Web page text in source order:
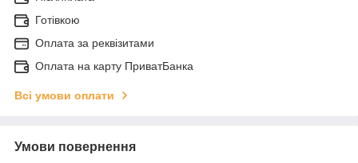
Готівкою
Оплата за реквізитами
Оплата на карту ПриватБанка
Всі умови оплати
Умови повернення